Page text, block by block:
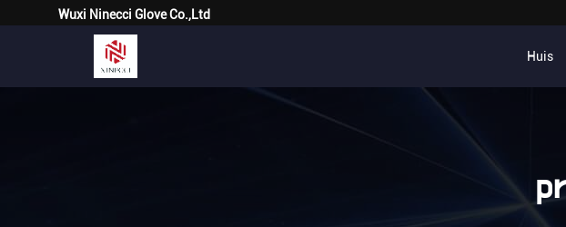
Wuxi Ninecci Glove Co.,Ltd
Huis